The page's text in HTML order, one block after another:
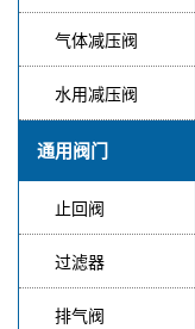
气体减压阀
水用减压阀
通用阀门
止回阀
过滤器
排气阀